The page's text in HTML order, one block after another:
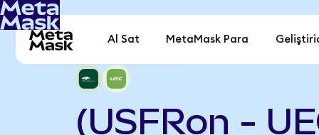
Al Sat MetaMask Para
(USFRon -